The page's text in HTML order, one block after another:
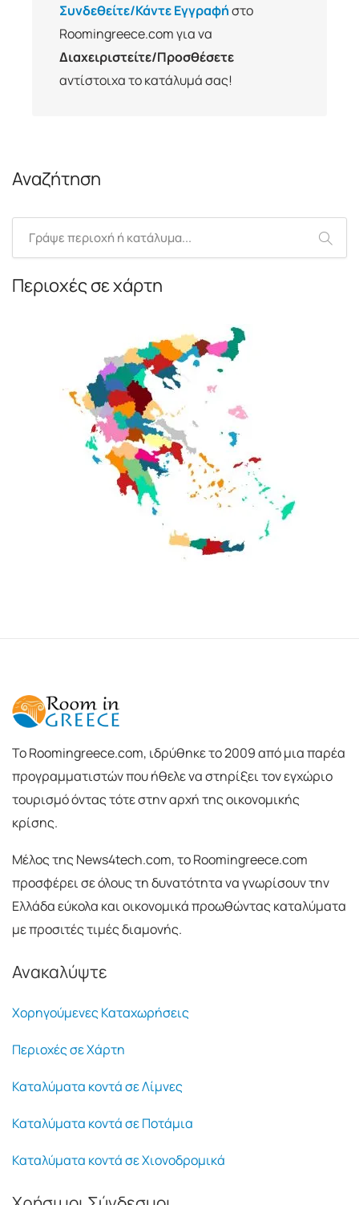
Συνδεθείτε/Κάντε Εγγραφήστο
Roomingreece.com για να
Διαχειριστείτε/Προσθέσετε
αντίστοιχα το κατάλυμά σας!
Αναζήτηση
Περιοχές σε χάρτη
To Roomingreece.com, ιδρύθηκε το 2009 από μια παρέα
προγραμματιστών που ήθελε να στηρίξει τον εγχώριο
τουρισμό όντας τότε στην αρχή της οικονομικής
κρίσης.
Μέλος της News4tech.com, το Roomingreece.com
προσφέρει σε όλους τη δυνατότητα να γνωρίσουν την
Ελλάδα εύκολα και οικονομικά προωθώντας καταλύματα
με προσιτές τιμές διαμονής.
Ανακαλύψτε
Χορηγούμενες Καταχωρήσεις
Περιοχές σε Χάρτη
Καταλύματα κοντά σε Λίμνες
Καταλύματα κοντά σε Ποτάμια
Καταλύματα κοντά σε Χιονοδρομικά